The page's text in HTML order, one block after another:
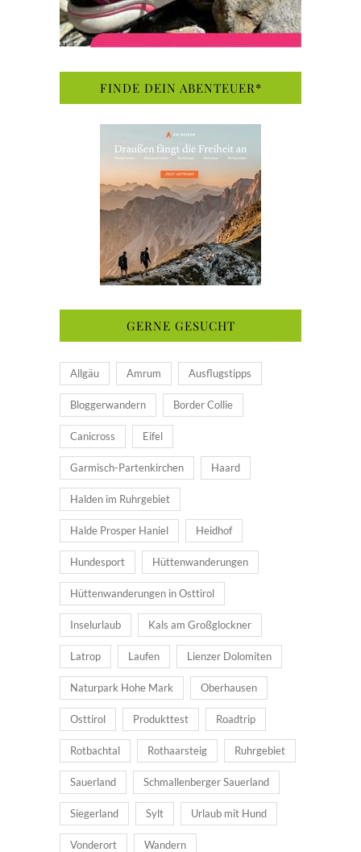
FINDE DEIN ABENTEUER*
GERNE GESUCHT
Allgäu Amrum Ausflugstipps
Bloggerwandern Border Collie
Canicross Eifel
Garmisch-Partenkirchen Haard
Halden im Ruhrgebiet
Halde Prosper Haniel Heidhof
Hundesport Hüttenwanderungen
Hüttenwanderungen in Osttirol
Inselurlaub Kals am Großglockner
Latrop Laufen Lienzer Dolomiten
Naturpark Hohe Mark Oberhausen
Osttirol Produkttest Roadtrip
Rotbachtal Rothaarsteig Ruhrgebiet
Sauerland Schmallenberger Sauerland
Siegerland Sylt Urlaub mit Hund
Vonderort Wandern